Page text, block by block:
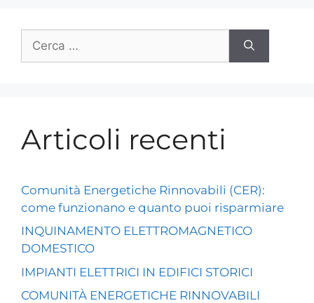
Articoli recenti
Comunità Energetiche Rinnovabili (CER):
come funzionano e quanto puoi risparmiare
INQUINAMENTO ELETTROMAGNETICO
DOMESTICO
IMPIANTI ELETTRICI IN EDIFICI STORICI
COMUNITÀ ENERGETICHE RINNOVABILI